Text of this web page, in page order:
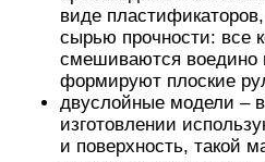
виде
сырью прочности: все
смешиваются воедино
формируют плоские
двуслойные модели –
изготовлении
и поверхность, такой